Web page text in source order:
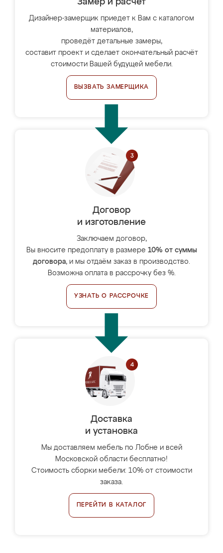
Замер и расчет
Дизайнер-замерщик приедет к Вам с каталогом
материалов,
проведёт детальные замеры,
составит проект и сделает окончательный расчёт
стоимости Вашей будущей мебели.
ВЫЗВАТЬ ЗАМЕРЩИКА
Договор
и изготовление
Заключаем договор,
Вы вносите предоплату в размере 10% от суммы
договора, и мы отдаём заказ в производство.
Возможна оплата в рассрочку без %.
УЗНАТЬ О РАССРОЧКЕ
Доставка
и установка
Мы доставляем мебель по Лобне и всей
Московской области бесплатно!
Стоимость сборки мебели: 10% от стоимости
заказа.
ПЕРЕЙТИ В КАТАЛОГ